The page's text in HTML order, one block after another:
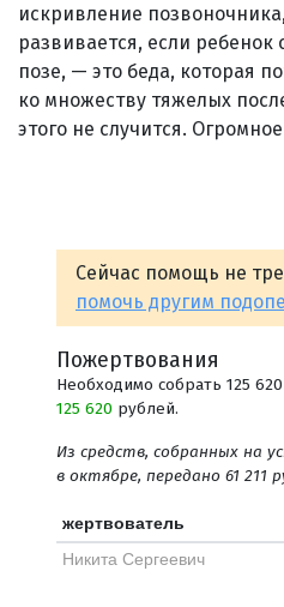
искривление
развивается, если
позе, — это беда, которая
ко множеству тяжелых
этого не случится.
Сейчас помощь не
помочь другим
Пожертвования
Необходимо собрать 125
125 620 рублей.
Из средств, собранных на
в октябре, передано 61 211
жертвователь
Никита Сергеевич